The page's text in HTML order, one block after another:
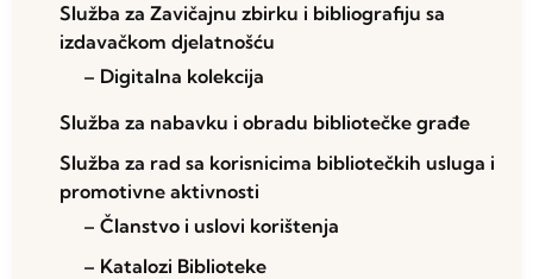
Služba za Zavičajnu zbirku i bibliografiju sa
izdavačkom djelatnošću
– Digitalna kolekcija
Služba za nabavku i obradu bibliotečke građe
Služba za rad sa korisnicima bibliotečkih usluga i
promotivne aktivnosti
– Članstvo i uslovi korištenja
– Katalozi Biblioteke